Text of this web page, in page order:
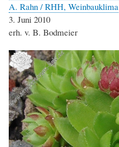
A. Rahn / RHH, Weinbauklima
3. Juni 2010
erh. v. B. Bodmeier